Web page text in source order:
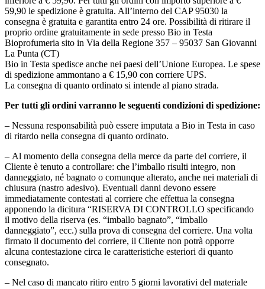
59,90 le spedizione è gratuita. All’interno del CAP 95030 la
consegna è gratuita e garantita entro 24 ore. Possibilità di ritirare il
proprio ordine gratuitamente in sede presso Bio in Testa
Bioprofumeria sito in Via della Regione 357 – 95037 San Giovanni
La Punta (CT)
Bio in Testa spedisce anche nei paesi dell’Unione Europea. Le spese
di spedizione ammontano a € 15,90 con corriere UPS.
La consegna di quanto ordinato si intende al piano strada.
Per tutti gli ordini varranno le seguenti condizioni di spedizione:
– Nessuna responsabilità può essere imputata a Bio in Testa in caso
di ritardo nella consegna di quanto ordinato.
– Al momento della consegna della merce da parte del corriere, il
Cliente è tenuto a controllare: che l’imballo risulti integro, non
danneggiato, né bagnato o comunque alterato, anche nei materiali di
chiusura (nastro adesivo). Eventuali danni devono essere
immediatamente contestati al corriere che effettua la consegna
apponendo la dicitura “RISERVA DI CONTROLLO specificando
il motivo della riserva (es. “imballo bagnato”, “imballo
danneggiato”, ecc.) sulla prova di consegna del corriere. Una volta
firmato il documento del corriere, il Cliente non potrà opporre
alcuna contestazione circa le caratteristiche esteriori di quanto
consegnato.
– Nel caso di mancato ritiro entro 5 giorni lavorativi del materiale